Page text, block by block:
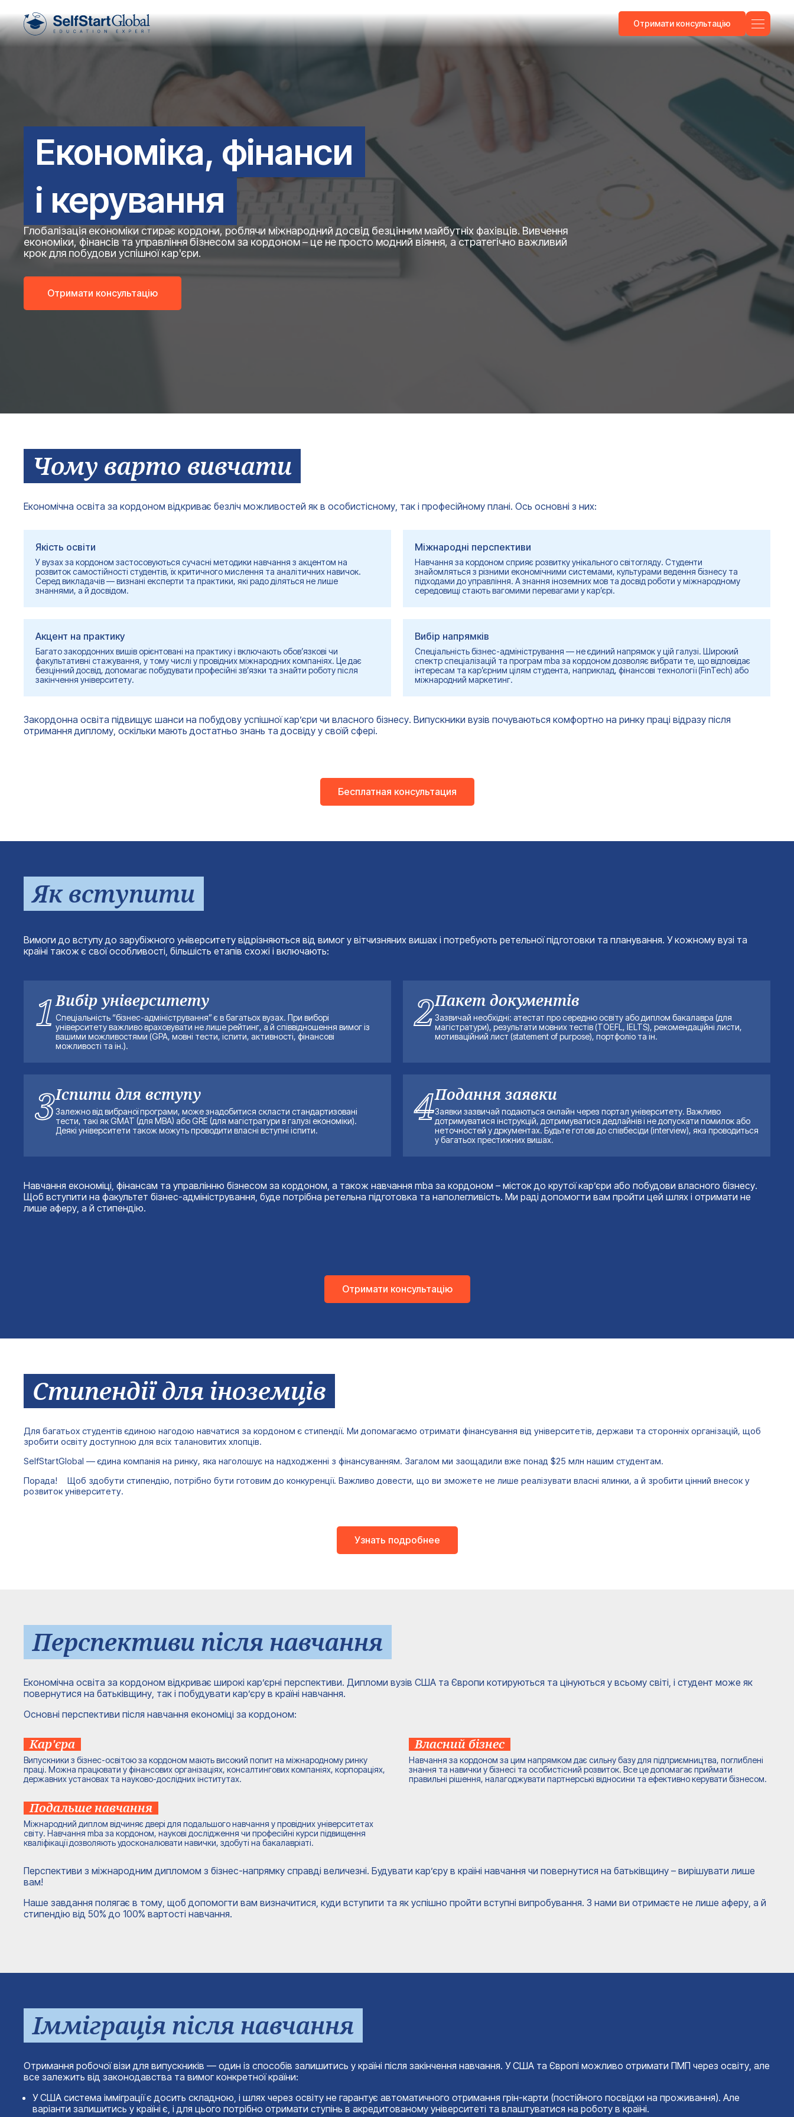
Отримати консультацію
Економіка, фінанси
і керування
Глобалізація економіки стирає кордони, роблячи міжнародний досвід безцінним майбутніх фахівців. Вивчення
економіки, фінансів та управління бізнесом за кордоном – це не просто модний віяння, а стратегічно важливий
крок для побудови успішної кар'єри.
Отримати консультацію
Чому варто вивчати
Економічна освіта за кордоном відкриває безліч можливостей як в особистісному, так і професійному плані. Ось основні з них:
Якість освіти
У вузах за кордоном застосовуються сучасні методики навчання з акцентом на
розвиток самостійності студентів, їх критичного мислення та аналітичних навичок.
Серед викладачів — визнані експерти та практики, які радо діляться не лише
знаннями, а й досвідом.
Міжнародні перспективи
Навчання за кордоном сприяє розвитку унікального світогляду. Студенти
знайомляться з різними економічними системами, культурами ведення бізнесу та
підходами до управління. А знання іноземних мов та досвід роботи у міжнародному
середовищі стають вагомими перевагами у кар’єрі.
Акцент на практику
Багато закордонних вишів орієнтовані на практику і включають обов’язкові чи
факультативні стажування, у тому числі у провідних міжнародних компаніях. Це дає
безцінний досвід, допомагає побудувати професійні зв’язки та знайти роботу після
закінчення університету.
Вибір напрямків
Спеціальність бізнес-адміністрування — не єдиний напрямок у цій галузі. Широкий
спектр спеціалізацій та програм mba за кордоном дозволяє вибрати те, що відповідає
інтересам та кар’єрним цілям студента, наприклад, фінансові технології (FinTech) або
міжнародний маркетинг.
Закордонна освіта підвищує шанси на побудову успішної кар’єри чи власного бізнесу. Випускники вузів почуваються комфортно на ринку праці відразу після
отримання диплому, оскільки мають достатньо знань та досвіду у своїй сфері.
Бесплатная консультация
Як вступити
Вимоги до вступу до зарубіжного університету відрізняються від вимог у вітчизняних вишах і потребують ретельної підготовки та планування. У кожному вузі та
країні також є свої особливості, більшість етапів схожі і включають:
1Вибір університету
Спеціальність “бізнес-адміністрування” є в багатьох вузах. При виборі
університету важливо враховувати не лише рейтинг, а й співвідношення вимог із
вашими можливостями (GPA, мовні тести, іспити, активності, фінансові
можливості та ін.).
2Пакет документів
Зазвичай необхідні: атестат про середню освіту або диплом бакалавра (для
магістратури), результати мовних тестів (TOEFL, IELTS), рекомендаційні листи,
мотиваційний лист (statement of purpose), портфоліо та ін.
3Іспити для вступу
Залежно від вибраної програми, може знадобитися скласти стандартизовані
тести, такі як GMAT (для MBA) або GRE (для магістратури в галузі економіки).
Деякі університети також можуть проводити власні вступні іспити.
4Подання заявки
Заявки зазвичай подаються онлайн через портал університету. Важливо
дотримуватися інструкцій, дотримуватися дедлайнів і не допускати помилок або
неточностей у дркументах. Будьте готові до співбесіди (interview), яка проводиться
у багатьох престижних вишах.
Навчання економіці, фінансам та управлінню бізнесом за кордоном, а також навчання mba за кордоном – місток до крутої кар’єри або побудови власного бізнесу.
Щоб вступити на факультет бізнес-адміністрування, буде потрібна ретельна підготовка та наполегливість. Ми раді допомогти вам пройти цей шлях і отримати не
лише аферу, а й стипендію.
Отримати консультацію
Стипендії для іноземців
Для багатьох студентів єдиною нагодою навчатися за кордоном є стипендії. Ми допомагаємо отримати фінансування від університетів, держави та сторонніх організацій, щоб
зробити освіту доступною для всіх талановитих хлопців.
SelfStartGlobal — єдина компанія на ринку, яка наголошує на надходженні з фінансуванням. Загалом ми заощадили вже понад $25 млн нашим студентам.
Порада! Щоб здобути стипендію, потрібно бути готовим до конкуренції. Важливо довести, що ви зможете не лише реалізувати власні ялинки, а й зробити цінний внесок у
розвиток університету.
Узнать подробнее
Перспективи після навчання
Економічна освіта за кордоном відкриває широкі кар’єрні перспективи. Дипломи вузів США та Європи котируються та цінуються у всьому світі, і студент може як
повернутися на батьківщину, так і побудувати кар’єру в країні навчання.
Основні перспективи після навчання економіці за кордоном:
Кар'єра
Випускники з бізнес-освітою за кордоном мають високий попит на міжнародному ринку
праці. Можна працювати у фінансових організаціях, консалтингових компаніях, корпораціях,
державних установах та науково-дослідних інститутах.
Власний бізнес
Навчання за кордоном за цим напрямком дає сильну базу для підприємництва, поглиблені
знання та навички у бізнесі та особистісний розвиток. Все це допомагає приймати
правильні рішення, налагоджувати партнерські відносини та ефективно керувати бізнесом.
Подальше навчання
Міжнародний диплом відчиняє двері для подальшого навчання у провідних університетах
світу. Навчання mba за кордоном, наукові дослідження чи професійні курси підвищення
кваліфікації дозволяють удосконалювати навички, здобуті на бакалавріаті.
Перспективи з міжнародним дипломом з бізнес-напрямку справді величезні. Будувати кар’єру в країні навчання чи повернутися на батьківщину – вирішувати лише
вам!
Наше завдання полягає в тому, щоб допомогти вам визначитися, куди вступити та як успішно пройти вступні випробування. З нами ви отримаєте не лише аферу, а й
стипендію від 50% до 100% вартості навчання.
Імміграція після навчання
Отримання робочої візи для випускників — один із способів залишитись у країні після закінчення навчання. У США та Європі можливо отримати ПМП через освіту, але
все залежить від законодавства та вимог конкретної країни:
У США система імміграції є досить складною, і шлях через освіту не гарантує автоматичного отримання грін-карти (постійного посвідки на проживання). Але
варіанти залишитись у країні є, і для цього потрібно отримати ступінь в акредитованому університеті та влаштуватися на роботу в країні.